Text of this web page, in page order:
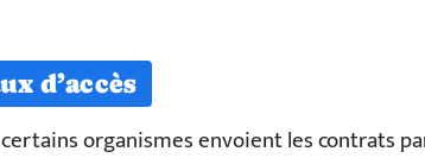
d’accès
organismes envoient les contrats